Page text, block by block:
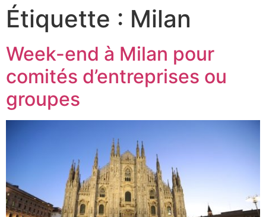
Étiquette : Milan
Week-end à Milan pour
comités d’entreprises ou
groupes